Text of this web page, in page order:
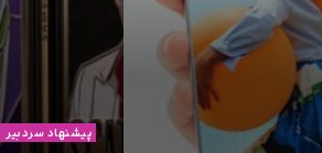
پیشنهاد سردبیر